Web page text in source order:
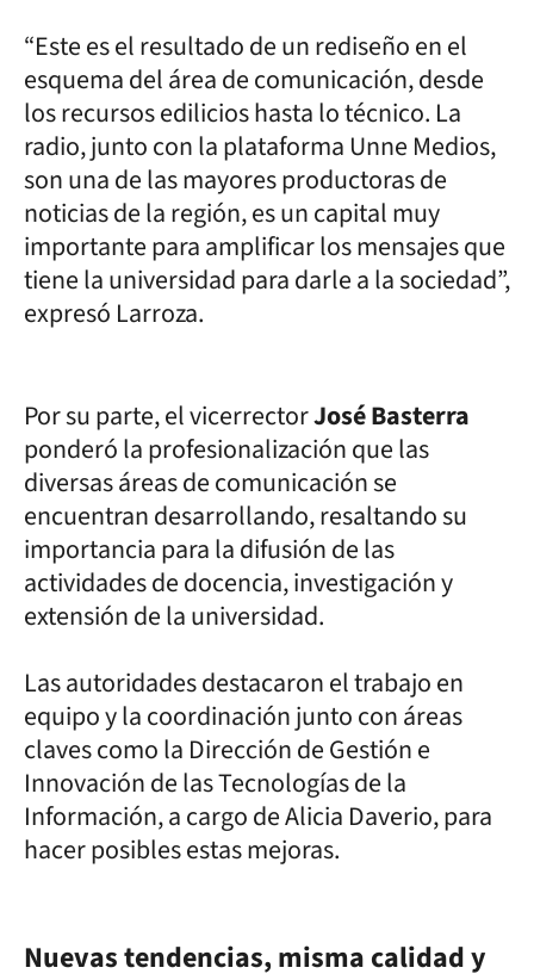
“Este es el resultado de un rediseño en el
esquema del área de comunicación, desde
los recursos edilicios hasta lo técnico. La
radio, junto con la plataforma Unne Medios,
son una de las mayores productoras de
noticias de la región, es un capital muy
importante para amplificar los mensajes que
tiene la universidad para darle a la sociedad”,
expresó Larroza.
Por su parte, el vicerrectorJosé Basterra
ponderó la profesionalización que las
diversas áreas de comunicación se
encuentran desarrollando, resaltando su
importancia para la difusión de las
actividades de docencia, investigación y
extensión de la universidad.
Las autoridades destacaron el trabajo en
equipo y la coordinación junto con áreas
claves como la Dirección de Gestión e
Innovación de las Tecnologías de la
Información, a cargo de Alicia Daverio, para
hacer posibles estas mejoras.
Nuevas tendencias, misma calidad y